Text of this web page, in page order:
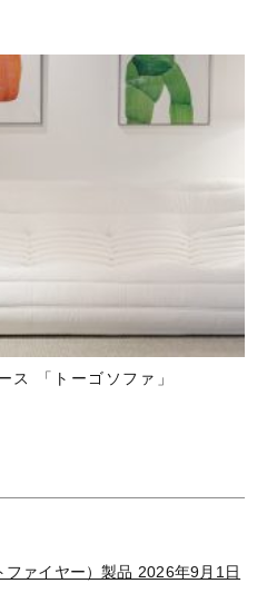
ス 「トーゴソファ」
ァイヤー）製品 2026年9月1日